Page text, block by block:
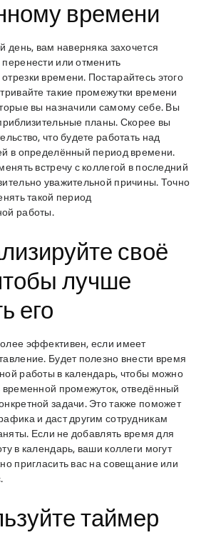
времени
день, вам наверняка захочется
или отменить
времени. Постарайтесь этого
такие промежутки времени
вы назначили самому себе. Вы
планы. Скорее вы
что будете работать над
в определённый период времени.
встречу с коллегой в последний
уважительной причины. Точно
такой период
работы.
своё
лучше
его
эффективен, если имеет
Будет полезно внести время
работы в календарь, чтобы можно
временной промежуток, отведённый
задачи. Это также поможет
и даст другим сотрудникам
Если не добавлять время для
в календарь, ваши коллеги могут
пригласить вас на совещание или
таймер